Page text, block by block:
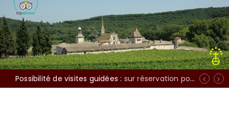
Possibilité de visites guidées : sur réservation pour groupes d'au moins 15 personnes